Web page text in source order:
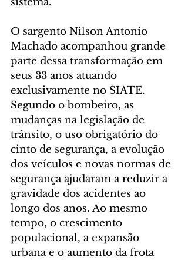
O sargento Nilson Antonio
Machado acompanhou grande
parte dessa transformação em
seus 33 anos atuando
exclusivamente no SIATE.
Segundo o bombeiro, as
mudanças na legislação de
trânsito, o uso obrigatório do
cinto de segurança, a evolução
dos veículos e novas normas de
segurança ajudaram a reduzir a
gravidade dos acidentes ao
longo dos anos. Ao mesmo
tempo, o crescimento
populacional, a expansão
urbana e o aumento da frota